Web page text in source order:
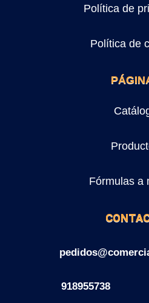
Política de
Política de
Fórmulas a
918955738